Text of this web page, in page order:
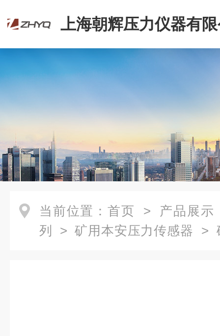
上海朝辉压力仪器有
当前位置： 首页 > 产品展示
列
> 矿用本安压力传感器 >